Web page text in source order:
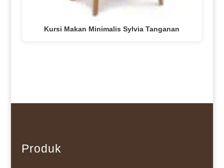
Kursi Makan Minimalis Sylvia Tanganan
Produk